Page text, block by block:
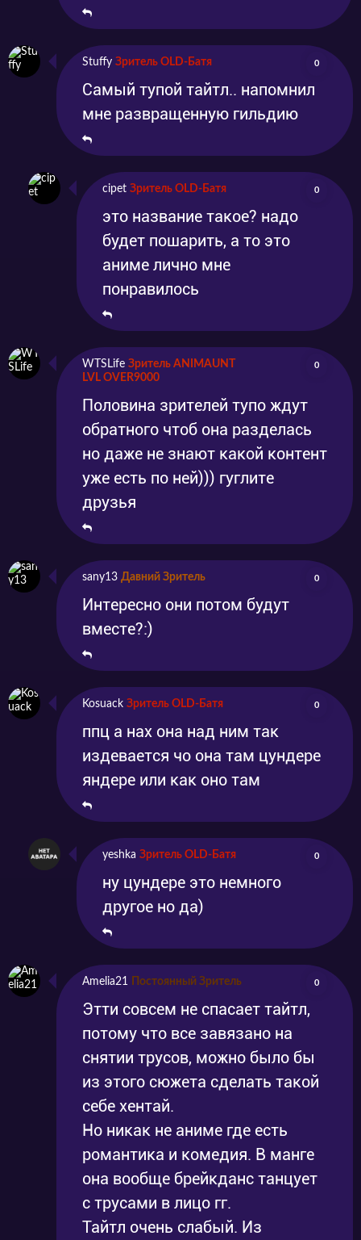
Stuffy Зритель OLD-Батя 0
Самый тупой тайтл.. напомнил
мне развращенную гильдию
cipet Зритель OLD-Батя 0
это название такое? надо
будет пошарить, а то это
аниме лично мне
понравилось
WTSLife Зритель ANIMAUNT
LVL OVER9000
0
Половина зрителей тупо ждут
обратного чтоб она разделась
но даже не знают какой контент
уже есть по ней))) гуглите
друзья
sany13 Давний Зритель 0
Интересно они потом будут
вместе?:)
Kosuack Зритель OLD-Батя 0
ппц а нах она над ним так
издевается чо она там цундере
яндере или как оно там
yeshka Зритель OLD-Батя 0
ну цундере это немного
другое но да)
Amelia21 Постоянный Зритель 0
Этти совсем не спасает тайтл,
потому что все завязано на
снятии трусов, можно было бы
из этого сюжета сделать такой
себе хентай.
Но никак не аниме где есть
романтика и комедия. В манге
она вообще брейкданс танцует
с трусами в лицо гг.
Тайтл очень слабый. Из